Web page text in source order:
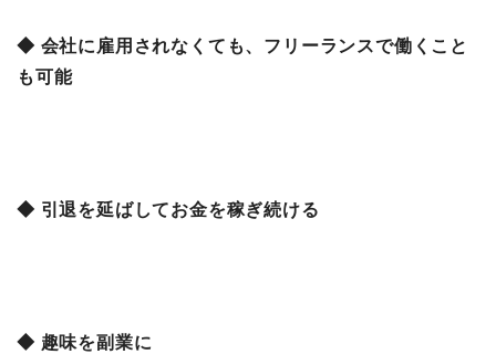
◆ 会社に雇用されなくても、フリーランスで働くこと
も可能
◆ 引退を延ばしてお金を稼ぎ続ける
◆ 趣味を副業に